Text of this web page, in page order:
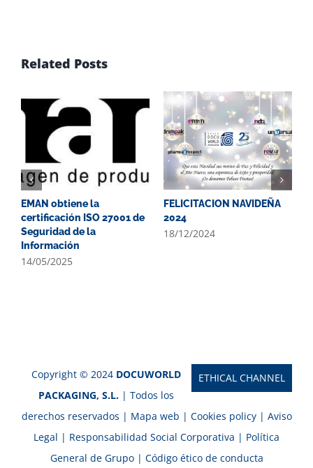
Related Posts
EMAN obtiene la
certificación ISO 27001 de
Seguridad de la
Información
14/05/2025
FELICITACION NAVIDEÑA
2024
18/12/2024
ETHICAL CHANNEL
Copyright © 2024 DOCUWORLD
PACKAGING, S.L. | Todos los
derechos reservados | Mapa web | Cookies policy| Aviso
Legal | Responsabilidad Social Corporativa | Política
General de Grupo| Código ético de conducta